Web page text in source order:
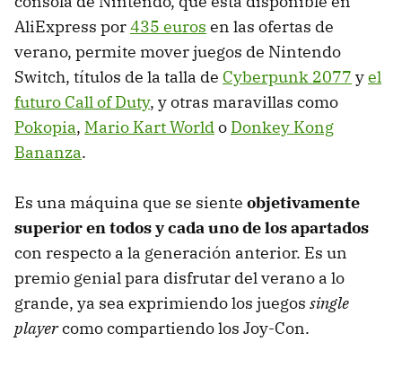
AliExpress por435 euros en las ofertas de
verano, permite mover juegos de Nintendo
Switch, títulos de la talla de Cyberpunk 2077 yel
futuro Call of Duty, y otras maravillas como
Pokopia, Mario Kart Worldo Donkey Kong
Bananza.
Es una máquina que se siente objetivamente
superior en todos y cada uno de los apartados
con respecto a la generación anterior. Es un
premio genial para disfrutar del verano a lo
grande, ya sea exprimiendo los juegos single
playercomo compartiendo los Joy-Con.